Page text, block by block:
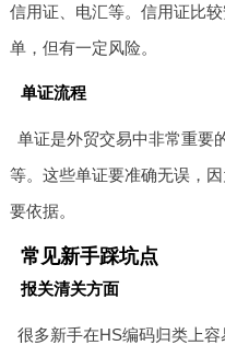
信用证、电汇等。信用证比
单，但有一定风险。
单证流程
单证是外贸交易中非常重要
等。这些单证要准确无误，
要依据。
常见新手踩坑点
报关清关方面
很多新手在HS编码归类上